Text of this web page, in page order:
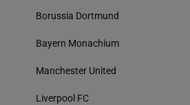
Borussia Dortmund
Bayern Monachium
Manchester United
Liverpool FC